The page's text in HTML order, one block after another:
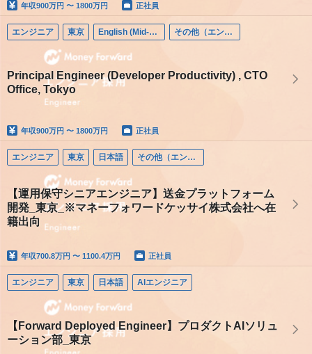
年収900万円 〜 1800万円 正社員
エンジニア 東京 English (Mid-career) その他（エンジニア）
Principal Engineer (Developer Productivity) , CTO
Office, Tokyo
年収900万円 〜 1800万円 正社員
エンジニア 東京 日本語 その他（エンジニア）
【運用保守シニアエンジニア】送金プラットフォーム
開発_東京_※マネーフォワードケッサイ株式会社へ在
籍出向
年収700.8万円 〜 1100.4万円 正社員
エンジニア 東京 日本語 AIエンジニア
【Forward Deployed Engineer】プロダクトAIソリュ
ーション部_東京